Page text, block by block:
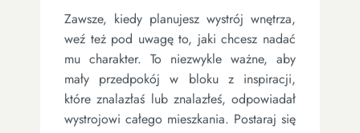
Zawsze, kiedy planujesz wystrój wnętrza,
weź też pod uwagę to, jaki chcesz nadać
mu charakter. To niezwykle ważne, aby
mały przedpokój w bloku z inspiracji,
które znalazłaś lub znalazłeś, odpowiadał
wystrojowi całego mieszkania. Postaraj się